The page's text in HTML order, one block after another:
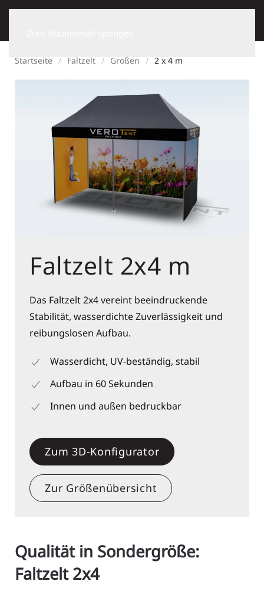
Startseite Faltzelt Größen 2 x 4 m
Faltzelt 2x4 m
Das Faltzelt 2x4 vereint beeindruckende
Stabilität, wasserdichte Zuverlässigkeit und
reibungslosen Aufbau.
Wasserdicht, UV-beständig, stabil
Aufbau in 60 Sekunden
Innen und außen bedruckbar
Zum 3D-Konfigurator
Zur Größenübersicht
Qualität in Sondergröße:
Faltzelt 2x4